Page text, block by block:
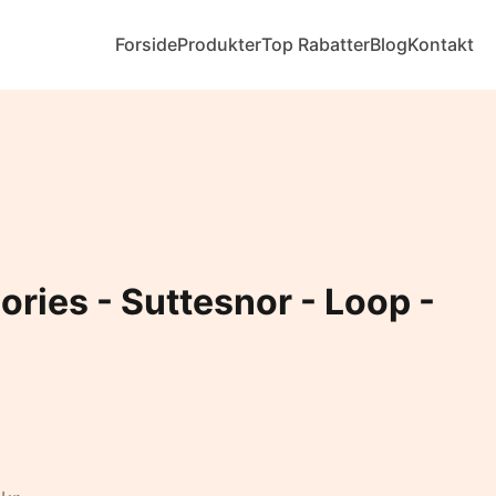
ForsideProdukterTop RabatterBlogKontakt
- Suttesnor - Loop -